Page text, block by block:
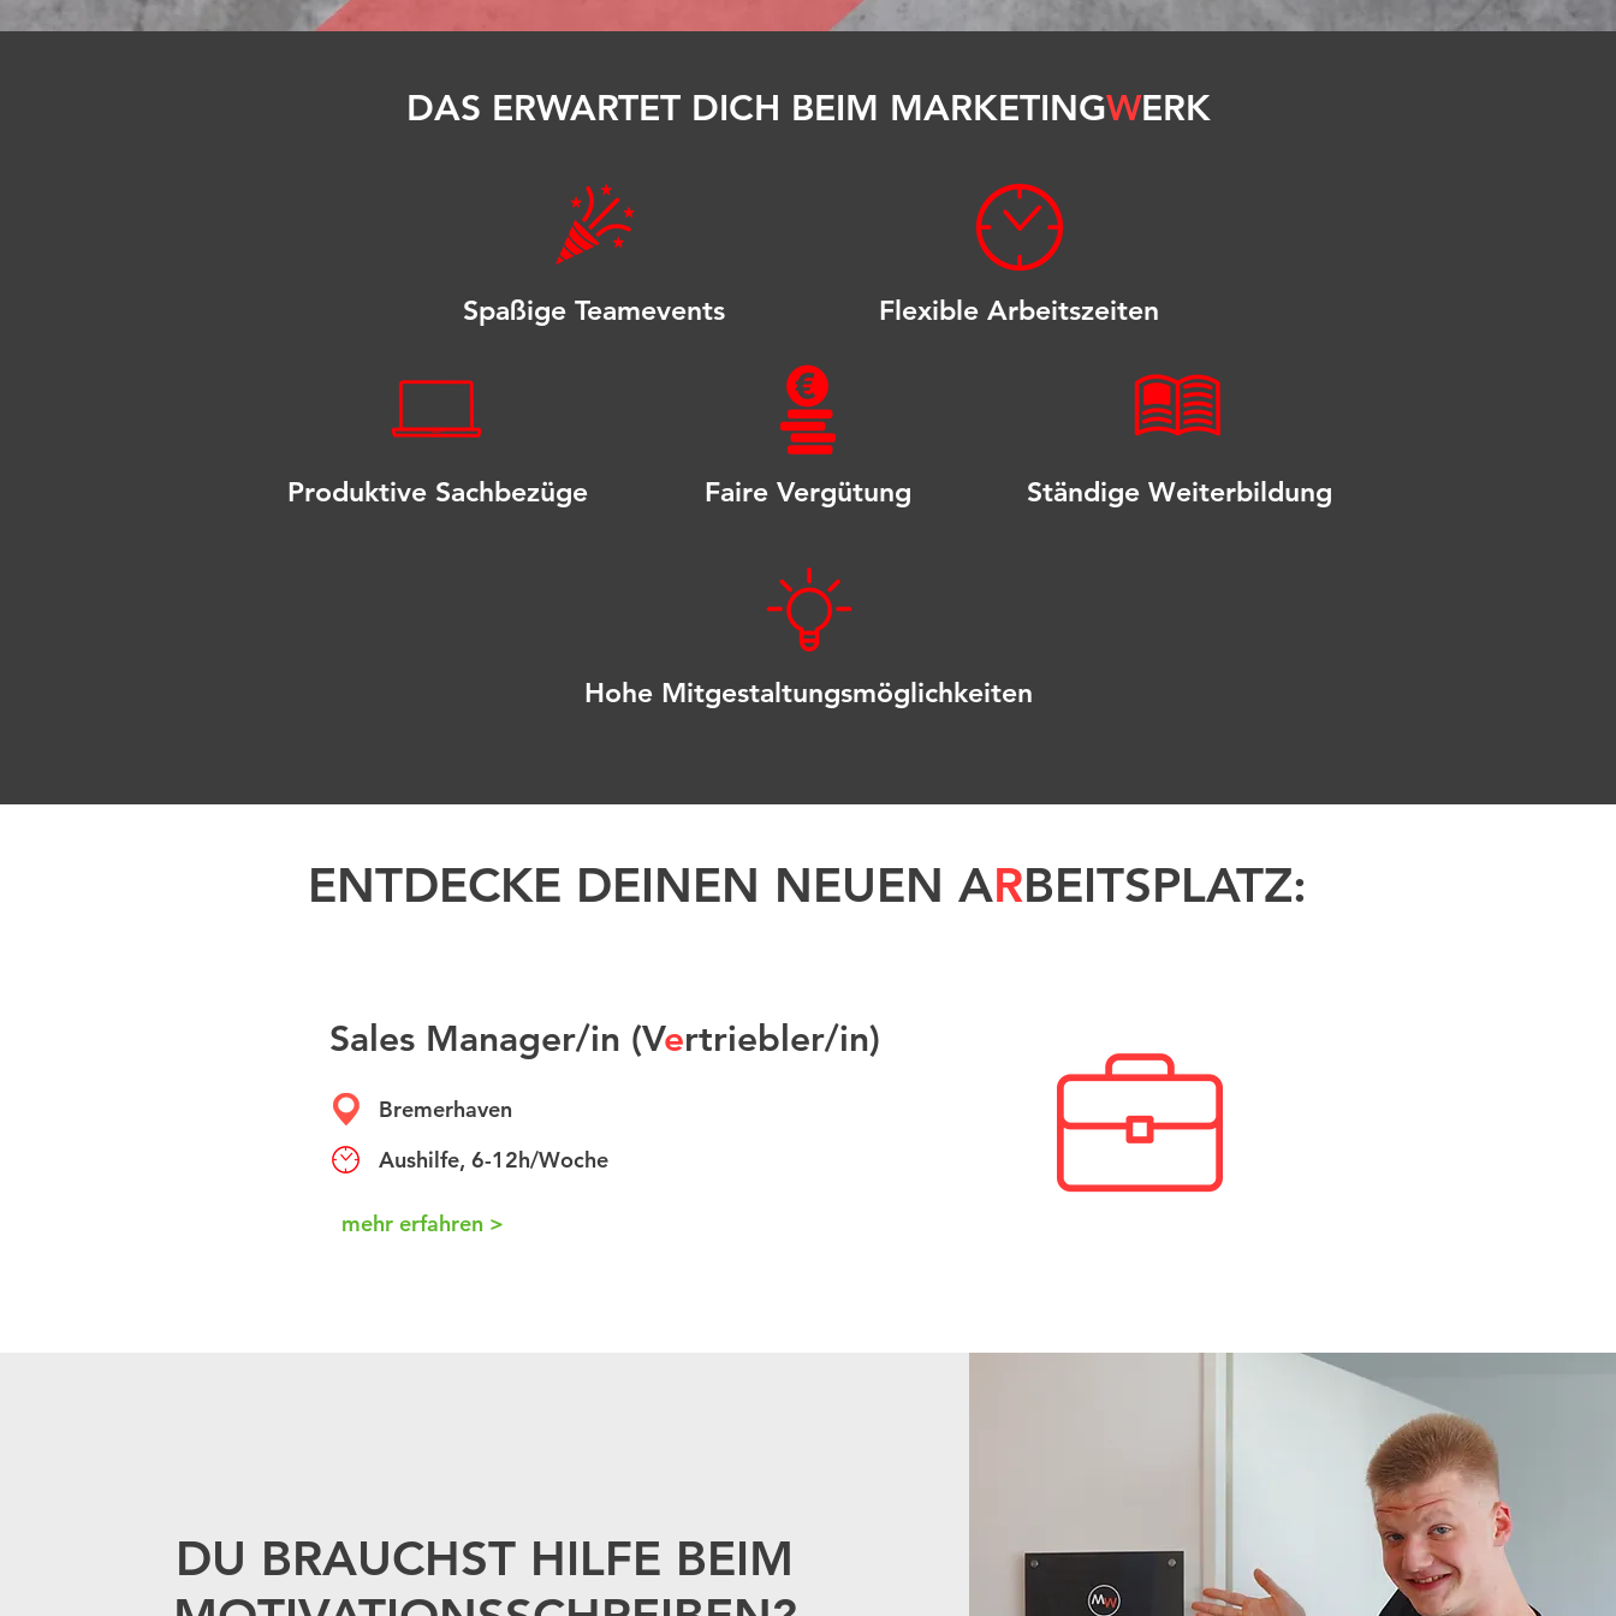
DAS ERWARTET DICH BEIM MARKETINGWERK
Spaßige Teamevents Flexible Arbeitszeiten
Produktive Sachbezüge Faire Vergütung Ständige Weiterbildung
Hohe Mitgestaltungsmöglichkeiten
ENTDECKE DEINEN NEUEN ARBEITSPLATZ:
Sales Manager/in (Vertriebler/in)
Bremerhaven
Aushilfe, 6-12h/Woche
mehr erfahren >
DU BRAUCHST HILFE BEIM